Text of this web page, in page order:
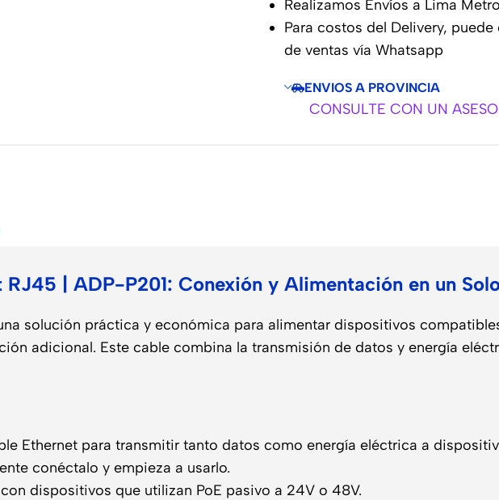
Realizamos Envíos a Lima
Para costos del Delivery,
de ventas vía Whatsapp
ENVIOS A PROVINCIA
CONSULTE CON UN
| ADP-P201: Conexión y Alimentación en un
solución práctica y económica para alimentar dispositivos
adicional. Este cable combina la transmisión de datos y energía
Ethernet para transmitir tanto datos como energía eléctrica a
conéctalo y empieza a usarlo.
dispositivos que utilizan PoE pasivo a 24V o 48V.